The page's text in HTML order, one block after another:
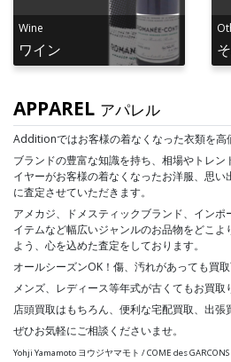
Wine
ワイン
APPAREL アパレル
Additionではお客様の着なくなった衣類を高
ブランドの豊富な知識を持ち、相場やトレ
イヤーがお客様の着なくなったお洋服、思
に査定させていただきます。
アメカジ、ドメスティックブランド、イン
イテムなど幅広いジャンルのお品物をどこ
よう、心を込めた査定をしております。
オールシーズンOK！傷、汚れがあっても買取
メンズ、レディース等年式が古くてもお買取
店頭買取はもちろん、便利な宅配買取、出張
ぜひお気軽にご相談くださいませ。
Yohji Yamamoto ヨウジヤマモト / COME des